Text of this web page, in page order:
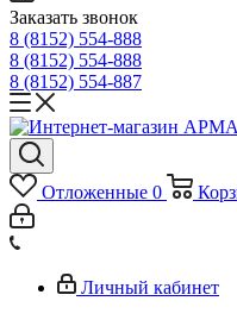
Заказать звонок
8 (8152) 554-888
8 (8152) 554-888
8 (8152) 554-887
Отложенные 0
Личный кабинет